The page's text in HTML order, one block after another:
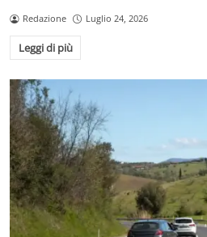
Redazione Luglio 24, 2026
Leggi di più